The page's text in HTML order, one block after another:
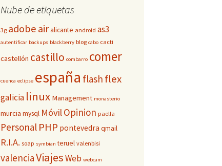
Nube de etiquetas
3g adobe airalicante android as3
autentificar backups blackberry blog cabo cacti
castellón castillo combarro comer
cuenca eclipse españa flash flex
galicia linux Management monasterio
murcia mysql MóvilOpinion paella
Personal PHP pontevedra qmail
R.I.A. soap symbian teruel valenbisi
valenciaViajesWeb webcam